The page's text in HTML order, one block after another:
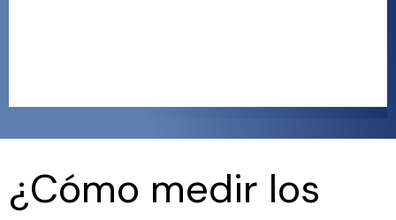
¿Cómo medir los